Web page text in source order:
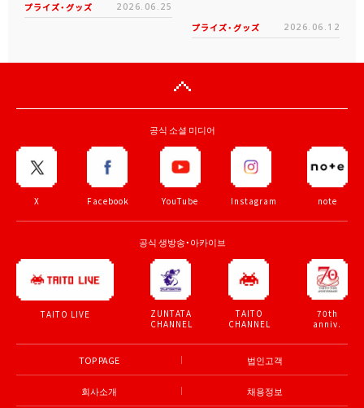
プライズ・グッズ 2026.06.25
プライズ・グッズ 2026.06.12
공식 소셜 미디어
X Facebook YouTube Instagram note
공식 생방송・아카이브
TAITO LIVE
ZUNTATA
CHANNEL
TAITO
CHANNEL
70th
anniv.
TOP PAGE 법인고객
회사소개 채용정보